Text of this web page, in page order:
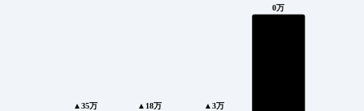
▲35万 ▲18万 ▲3万
0万